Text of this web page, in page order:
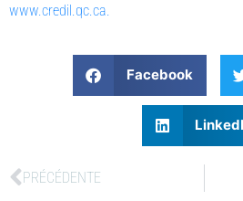
www.credil.qc.ca.
Facebook
PRÉCÉDENTE